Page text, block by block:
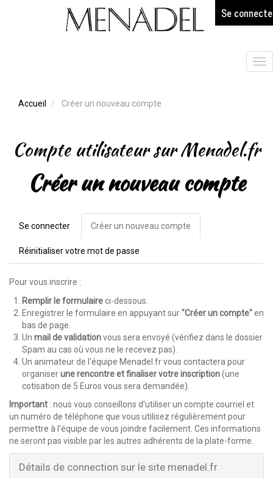
Se
Accueil Créer un nouveau compte
Compte utilisateur sur Menadel.fr
Créer un nouveau compte
Onglets
Se connecter Créer un nouveau compte
actif)
Réinitialiser votre mot de passe
Pour vous inscrire :
Remplir le formulaireci-dessous.
Enregistrer le formulaire en appuyant sur"Créer un compte"en
bas de page.
Un mail de validationvous sera envoyé (vérifiez dans le dossier
Spam au cas où vous ne le recevez pas).
Un animateur de l'équipe Menadel.fr vous contactera pour
organiserune rencontre et finaliser votre inscription(une
cotisation de 5 Euros vous sera demandée).
Important : nous vous conseillons d'utiliser un compte courriel et
un numéro de téléphone que vous utilisez régulièrement pour
permettre à l'équipe de vous joindre facilement. Ces informations
ne seront pas visible par les autres adhérents de la plate-forme.
Détails de connection sur le site menadel.fr